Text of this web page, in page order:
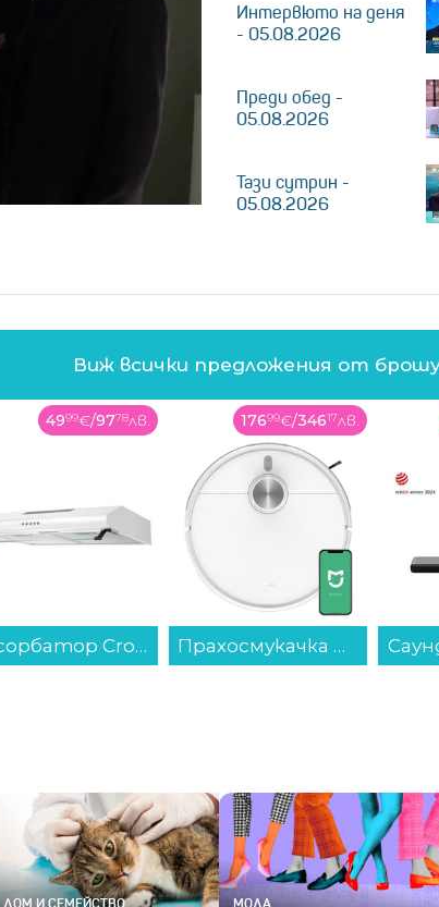
Интервюто на деня
- 05.08.2026
Преди обед -
05.08.2026
Тази сутрин -
05.08.2026
Виж всички предложения от
17699€/34617лв.
Прахосмукачка робот Xiaomi BHR084AEU S40...
11999€/23469лв.
Саундбар TCL S55HE...
ДОМ И СЕМЕЙСТВО МОДА